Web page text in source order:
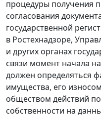
процедуры получения
согласования
государственной
в Ростехнадзоре,
и других органах
связи момент начала
должен определяться
имущества, его
обществом действий
собственности на